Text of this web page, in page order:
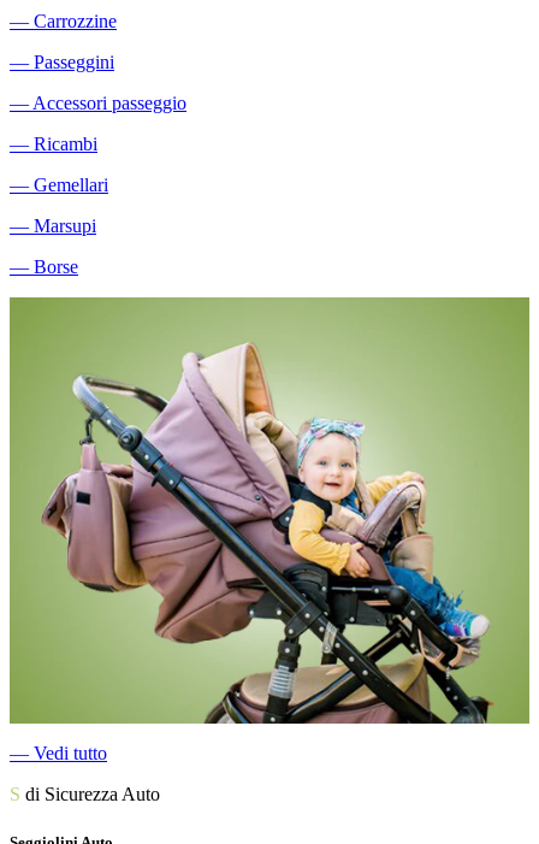
― Carrozzine
― Passeggini
― Accessori passeggio
― Ricambi
― Gemellari
― Marsupi
― Borse
― Vedi tutto
S di Sicurezza Auto